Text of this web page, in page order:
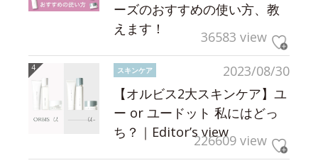
ーズのおすすめの使い方、教
えます！
36583 view
2023/08/30
スキンケア
【オルビス2大スキンケア】ユ
ー or ユードット 私にはどっ
ち？｜Editor’s view226609 view